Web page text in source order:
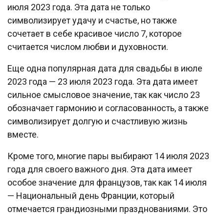
июля 2023 года. Эта дата не только
символизирует удачу и счастье, но также
сочетает в себе красивое число 7, которое
считается числом любви и духовности.
Еще одна популярная дата для свадьбы в июле
2023 года — 23 июля 2023 года. Эта дата имеет
сильное смысловое значение, так как число 23
обозначает гармонию и согласованность, а также
символизирует долгую и счастливую жизнь
вместе.
Кроме того, многие пары выбирают 14 июля 2023
года для своего важного дня. Эта дата имеет
особое значение для французов, так как 14 июля
— Национальный день Франции, который
отмечается грандиозными празднованиями. Это